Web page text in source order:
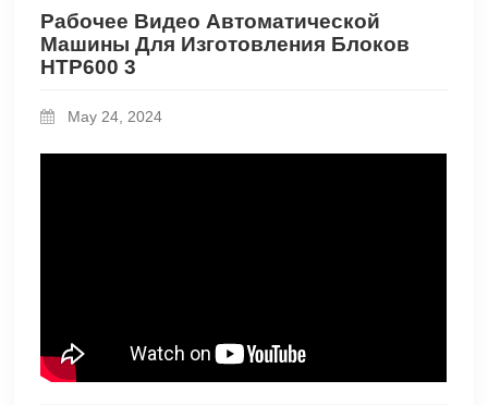
Рабочее Видео Автоматической
Машины Для Изготовления Блоков
HTP600 3
May 24, 2024